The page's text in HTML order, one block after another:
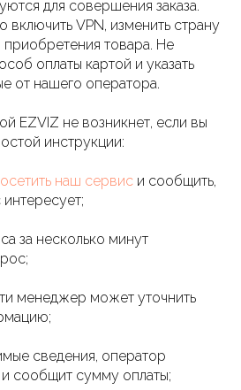
для совершения заказа.
включить VPN, изменить страну
приобретения товара. Не
оплаты картой и указать
от нашего оператора.
EZVIZ не возникнет, если вы
инструкции:
наш сервис и сообщить,
за несколько минут
менеджер может уточнить
сведения, оператор
сообщит сумму оплаты;